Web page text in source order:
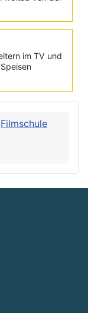
von der
von der